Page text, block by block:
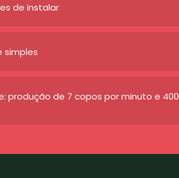
de instalar
simples
produção de 7 copos por minuto e 400